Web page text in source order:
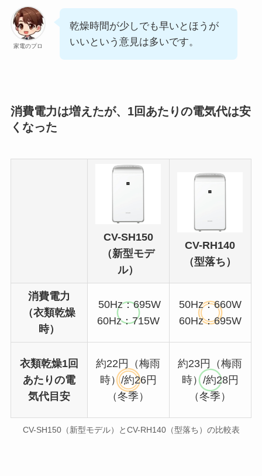
家電のプロ
乾燥時間が少しでも早いとほうが
いいという意見は多いです。
消費電力は増えたが、1回あたりの電気代は安
くなった
CV-SH150
（新型モデ
ル）
CV-RH140
（型落ち）
消費電力
（衣類乾燥
時）
50Hz：695W
60Hz：715W
50Hz：660W
60Hz：695W
衣類乾燥1回
あたりの電
気代目安
約22円（梅雨
時）/約26円
（冬季）
約23円（梅雨
時）/約28円
（冬季）
CV-SH150（新型モデル）とCV-RH140（型落ち）の比較表